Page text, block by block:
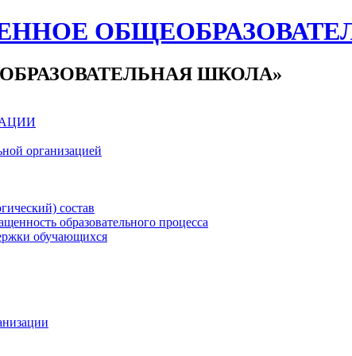
ШКОЛА»
организацией
состав
образовательного процесса
обучающихся